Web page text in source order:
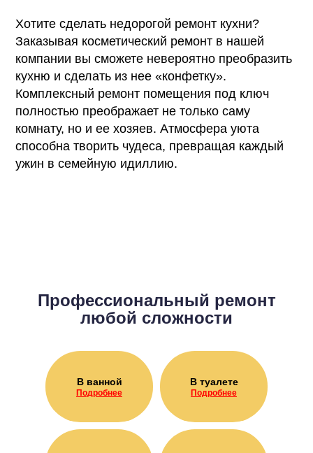
Хотите сделать недорогой ремонт кухни?
Заказывая косметический ремонт в нашей
компании вы сможете невероятно преобразить
кухню и сделать из нее «конфетку».
Комплексный ремонт помещения под ключ
полностью преображает не только саму
комнату, но и ее хозяев. Атмосфера уюта
способна творить чудеса, превращая каждый
ужин в семейную идиллию.
Профессиональный ремонт
любой сложности
В ванной
Подробнее
В туалете
Подробнее